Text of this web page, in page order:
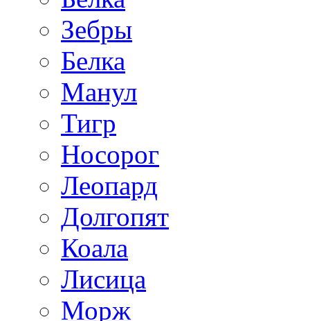
Зебры
Белка
Манул
Тигр
Носорог
Леопард
Долгопят
Коала
Лисица
Морж